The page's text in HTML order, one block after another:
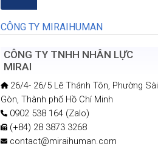
CÔNG TY MIRAIHUMAN
CÔNG TY TNHH NHÂN LỰC
MIRAI
26/4- 26/5 Lê Thánh Tôn, Phường Sài
Gòn, Thành phố Hồ Chí Minh
0902 538 164 (Zalo)
(+84) 28 3873 3268
contact@miraihuman.com